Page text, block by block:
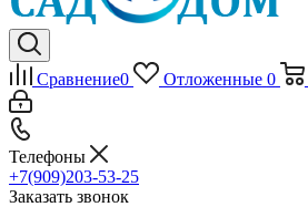
Сравнение0 Отложенные 0
Телефоны
+7(909)203-53-25
Заказать звонок